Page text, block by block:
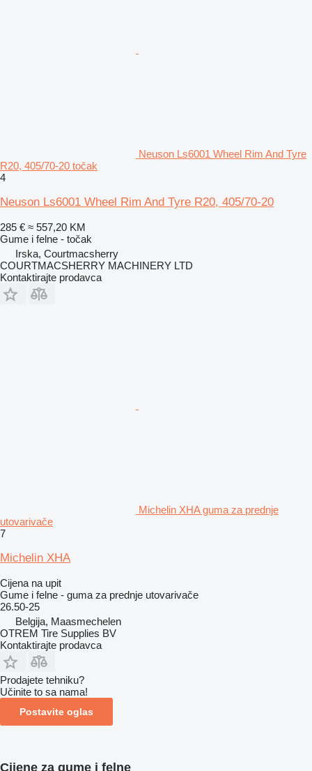
Neuson Ls6001 Wheel Rim And Tyre
R20, 405/70-20 točak
4
Neuson Ls6001 Wheel Rim And Tyre R20, 405/70-20
285 € ≈ 557,20 KM
Gume i felne - točak
Irska, Courtmacsherry
COURTMACSHERRY MACHINERY LTD
Kontaktirajte prodavca
Michelin XHA guma za prednje
utovarivače
7
Michelin XHA
Cijena na upit
Gume i felne - guma za prednje utovarivače
26.50-25
Belgija, Maasmechelen
OTREM Tire Supplies BV
Kontaktirajte prodavca
Prodajete tehniku?
Učinite to sa nama!
Postavite oglas
Cijene za gume i felne